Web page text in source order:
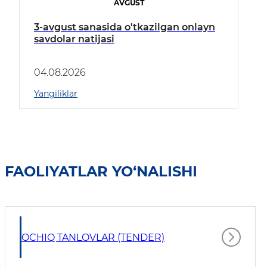
AVGUST
3-avgust sanasida o'tkazilgan onlayn
savdolar natijasi
04.08.2026
Yangiliklar
FAOLIYATLAR YO‘NALISHI
OCHIQ TANLOVLAR (TENDER)